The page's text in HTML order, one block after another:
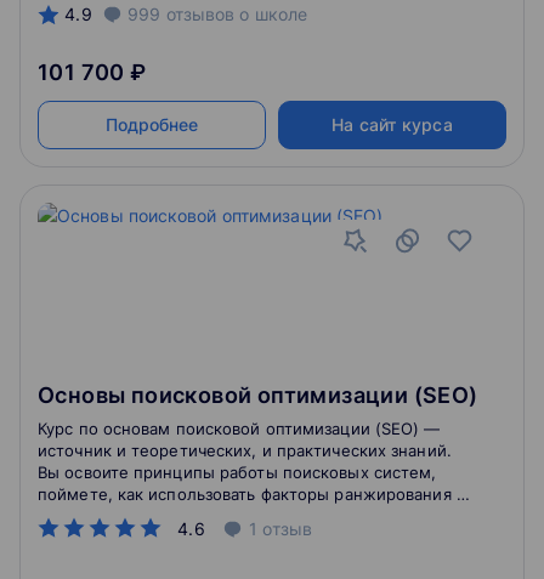
4.9 999 отзывов о школе
101 700 ₽
Подробнее На сайт курса
Основы поисковой оптимизации (SEO)
4.6 1 отзыв
Курс по основам поисковой оптимизации (SEO) —
источник и теоретических, и практических знаний.
Вы освоите принципы работы поисковых систем,
поймете, как использовать факторы ранжирования и
работать с разными типами пользовательских
запросов. Курс по СЕО-технологиям даст вам